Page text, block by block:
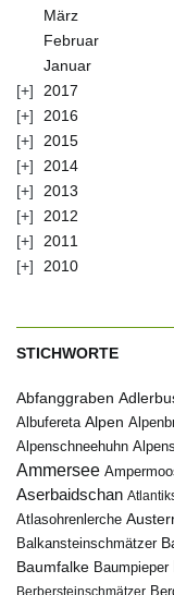
März
Februar
Januar
2017
2016
2015
2014
2013
2012
2011
2010
STICHWORTE
Abfanggraben
Albufereta Alpen
Alpenschneehuhn
Ammersee
Aserbaidschan
Atlasohrenlerche
Balkansteinschmätzer
Baumfalke Baumpieper
Berbersteinschmätzer